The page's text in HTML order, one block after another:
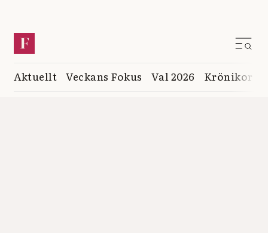
Aktuellt Veckans Fokus Val 2026 Krönikor